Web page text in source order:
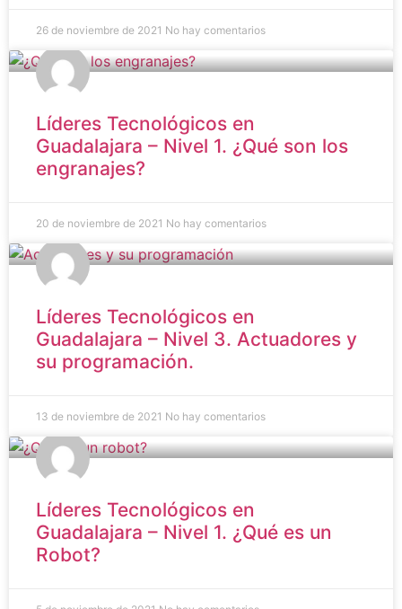
26 de noviembre de 2021 No hay comentarios
Líderes Tecnológicos en
Guadalajara – Nivel 1. ¿Qué son los
engranajes?
20 de noviembre de 2021 No hay comentarios
Líderes Tecnológicos en
Guadalajara – Nivel 3. Actuadores y
su programación.
13 de noviembre de 2021 No hay comentarios
Líderes Tecnológicos en
Guadalajara – Nivel 1. ¿Qué es un
Robot?